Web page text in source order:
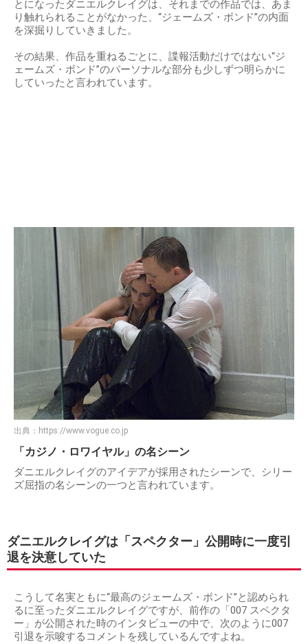
とになったダニエルクレイグは、それまでの作品では、あま
り触れられることがなかった、“ジェームズ・ボンド”の内面
を深掘りしていきました。
その結果、作品を重ねるごとに、諜報活動だけではない“ジ
ェームズ・ボンド”のパーソナルな部分も少しずつ明らかに
していったと言われています。
出典： https://www.vogue.co.jp
「カジノ・ロワイヤル」の名シーン
ダニエルクレイグのアイデアが採用されたシーンで、シリー
ズ屈指の名シーンの一つと言われています。
ダニエルクレイグは「スペクター」公開時に一度引
退を決意していた
こうして名実ともに“最高のジェームズ・ボンド”と認められ
るに至ったダニエルクレイグですが、前作の「007 スペクタ
ー」が公開された時のインタビューの中で、次のように007
引退を示唆するコメントを残しているんですよね。